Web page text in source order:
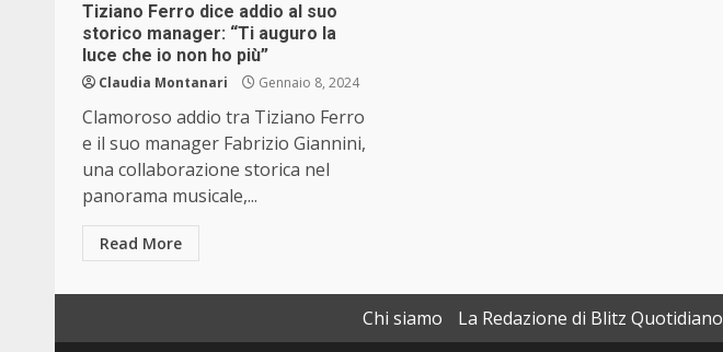
Tiziano Ferro dice addio al suo
storico manager: “Ti auguro la
luce che io non ho più”
Claudia Montanari Gennaio 8, 2024
Clamoroso addio tra Tiziano Ferro
e il suo manager Fabrizio Giannini,
una collaborazione storica nel
panorama musicale,...
Read More
Chi siamo La Redazione di Blitz Quotidiano